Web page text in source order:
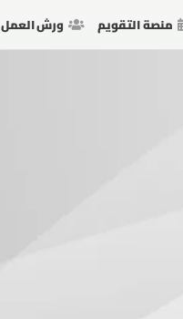
منصة التقويم ورش العمل